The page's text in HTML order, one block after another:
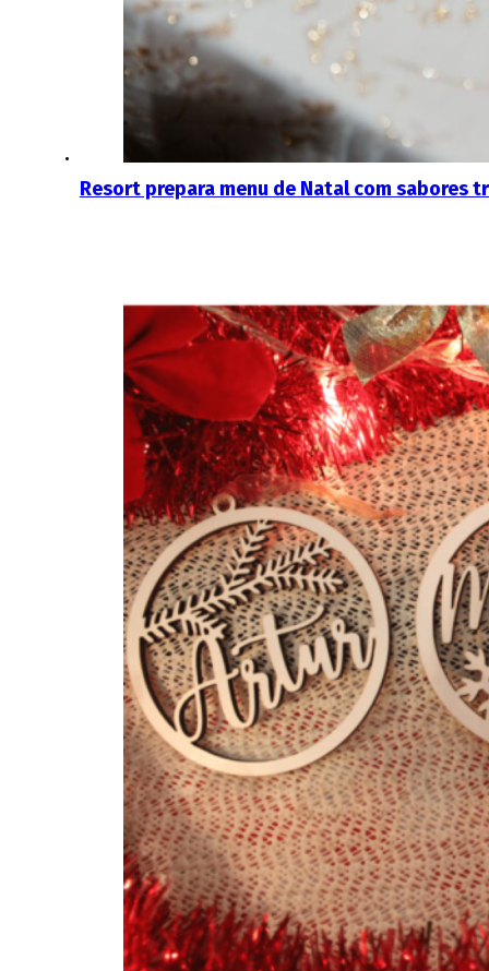
Resort prepara menu de Natal com sabores